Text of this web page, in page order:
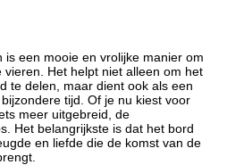
is een mooie en vrolijke manier om
Het helpt niet alleen om het
te delen, maar dient ook als een
tijd. Of je nu kiest voor
meer uitgebreid, de
Het belangrijkste is dat het bord
en liefde die de komst van de